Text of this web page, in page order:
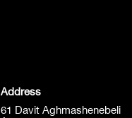
Address
61 Davit Aghmashenebeli